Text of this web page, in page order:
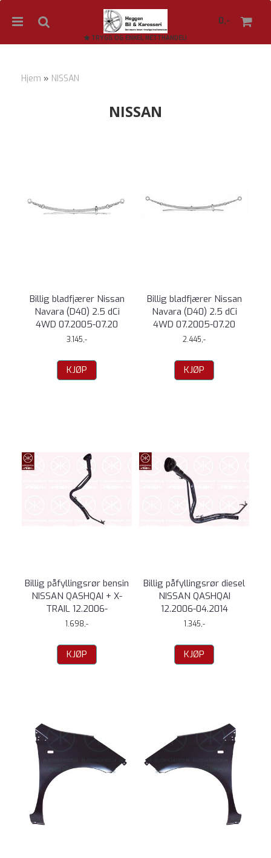
0,-
TRYGG OG ENKEL NETTHANDEL!
Hjem » NISSAN
NISSAN
Billig bladfjærer Nissan
Navara (D40) 2.5 dCi
4WD 07.2005-07.20
3.145,-
KJØP
Billig bladfjærer Nissan
Navara (D40) 2.5 dCi
4WD 07.2005-07.20
2.445,-
KJØP
Billig påfyllingsrør bensin
NISSAN QASHQAI + X-
TRAIL 12.2006-
1.698,-
KJØP
Billig påfyllingsrør diesel
NISSAN QASHQAI
12.2006-04.2014
1.345,-
KJØP